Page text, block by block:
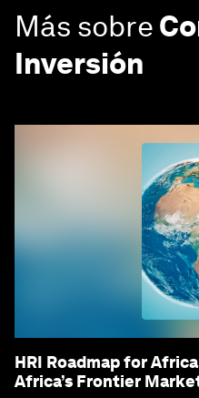
Más sobre
Inversión
HRI Roadmap for
Africa’s Frontier